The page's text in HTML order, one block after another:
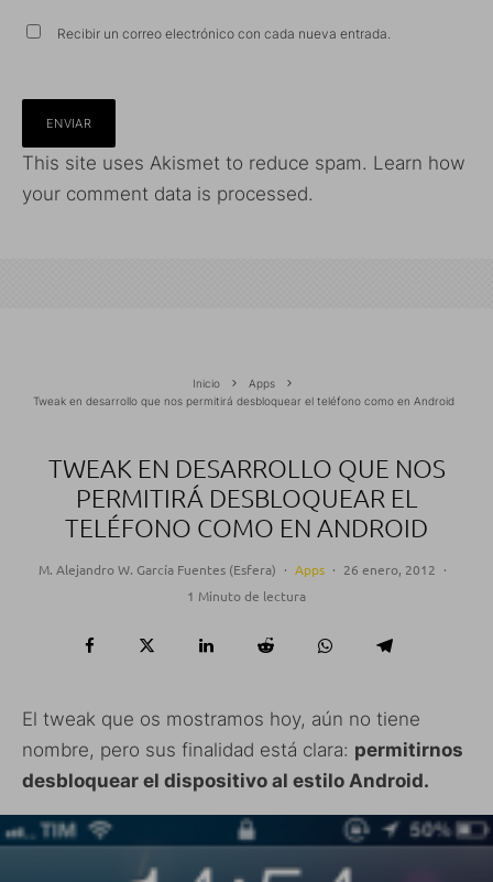
Recibir un correo electrónico con cada nueva entrada.
This site uses Akismet to reduce spam. Learn how
your comment data is processed.
Inicio
Apps
Tweak en desarrollo que nos permitirá desbloquear el teléfono como en Android
TWEAK EN DESARROLLO QUE NOS
PERMITIRÁ DESBLOQUEAR EL
TELÉFONO COMO EN ANDROID
M. Alejandro W. García Fuentes (Esfera) · Apps · 26 enero, 2012 ·
1 Minuto de lectura
El tweak que os mostramos hoy, aún no tiene
nombre, pero sus finalidad está clara: permitirnos
desbloquear el dispositivo al estilo Android.